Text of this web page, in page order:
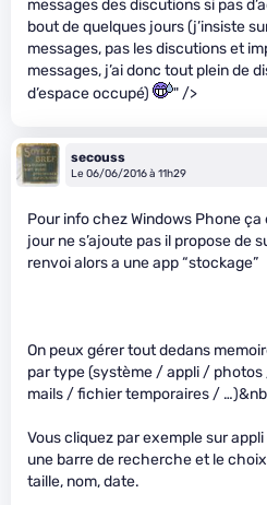
messages des discutions si pas
bout de quelques jours (j’insiste
messages, pas les discutions et
messages, j’ai donc tout plein de
d’espace occupé)
" />
secouss
Le 06/06/2016 à 11h29
Pour info chez Windows Phone ça
jour ne s’ajoute pas il propose de
renvoi alors a une app “stockage”
On peux gérer tout dedans
par type (système / appli /
mails / fichier temporaires /
Vous cliquez par exemple sur
une barre de recherche et le
taille, nom, date.